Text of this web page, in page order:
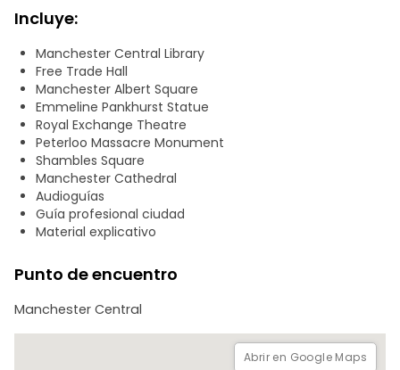
Recorrido:
Biblioteca Central (inicio): Punto de partida, un emblema
de la ciudad con su arquitectura neoclásica.
Estatua de las sufragistas: Manchester, cuna del
movimiento sufragista.
Monumento a Peterloo: Un momento clave en la lucha por
los derechos civiles en 1819.
Hotel Midland: Historia de lujo y el lugar donde Rolls conoció
a Royce.
Free Trade Hall: Desde discursos políticos hasta el
legendario concierto de los Sex Pistols.
Town Hall: Una joya neogótica y símbolo del poder de
Royal Exchange: Del algodón al teatro, un espacio clave de
la ciudad.
Shambles Square: Pub histórico y sobreviviente de siglos de
Incluye:
Manchester Central Library
Free Trade Hall
Manchester Albert Square
Emmeline Pankhurst Statue
Royal Exchange Theatre
Peterloo Massacre Monument
Shambles Square
Manchester Cathedral
Audioguías
Guía profesional ciudad
Material explicativo
Punto de encuentro
Manchester Central
Abrir en Google Maps